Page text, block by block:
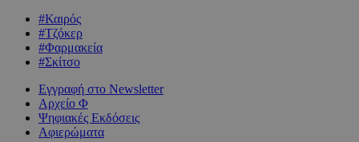
#Καιρός
#Τζόκερ
#Φαρμακεία
#Σκίτσο
Εγγραφή στο Newsletter
Αρχείο Φ
Ψηφιακές Εκδόσεις
Αφιερώματα